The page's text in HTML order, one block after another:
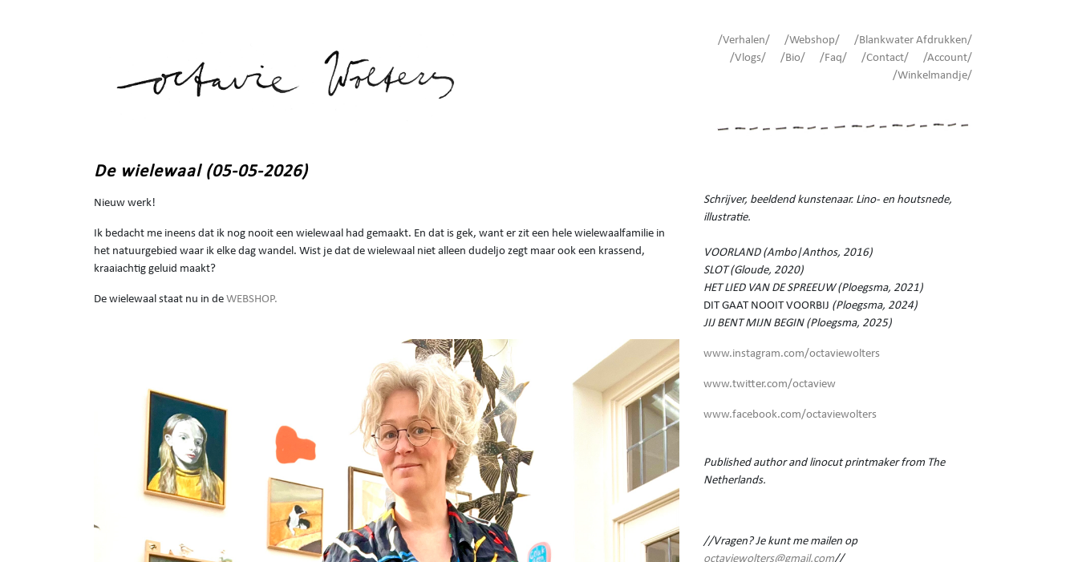
/Verhalen/ /Webshop/
/Blankwater Afdrukken/
/Vlogs/
/Bio/ /Faq/ /Contact/
/Account/
/Winkelmandje/
De wielewaal (05-05-2026)
Nieuw werk!
Ik bedacht me ineens dat ik nog nooit een wielewaal had gemaakt. En dat is gek, want er zit een hele wielewaalfamilie in
het natuurgebied waar ik elke dag wandel. Wist je dat de wielewaal niet alleen dudeljo zegt maar ook een krassend,
kraaiachtig geluid maakt?
De wielewaal staat nu in de WEBSHOP.
Schrijver, beeldend kunstenaar. Lino- en houtsnede,
illustratie.
VOORLAND (Ambo|Anthos, 2016)
SLOT (Gloude, 2020)
HET LIED VAN DE SPREEUW (Ploegsma, 2021)
DIT GAAT NOOIT VOORBIJ (Ploegsma, 2024)
JIJ BENT MIJN BEGIN (Ploegsma, 2025)
www.instagram.com/octaviewolters
www.twitter.com/octaview
www.facebook.com/octaviewolters
Published author and linocut printmaker from The
Netherlands.
//Vragen? Je kunt me mailen op
octaviewolters@gmail.com//